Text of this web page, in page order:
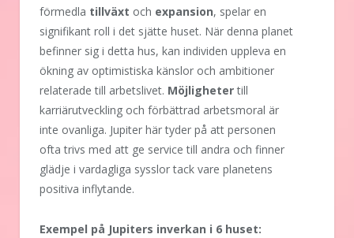
förmedla tillväxt och expansion, spelar en
signifikant roll i det sjätte huset. När denna planet
befinner sig i detta hus, kan individen uppleva en
ökning av optimistiska känslor och ambitioner
relaterade till arbetslivet. Möjlighetertill
karriärutveckling och förbättrad arbetsmoral är
inte ovanliga. Jupiter här tyder på att personen
ofta trivs med att ge service till andra och finner
glädje i vardagliga sysslor tack vare planetens
positiva inflytande.
Exempel på Jupiters inverkan i 6 huset: